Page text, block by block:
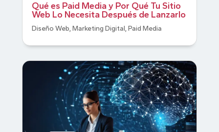
Qué es Paid Media y Por Qué Tu Sitio
Web Lo Necesita Después de Lanzarlo
Diseño Web, Marketing Digital, Paid Media